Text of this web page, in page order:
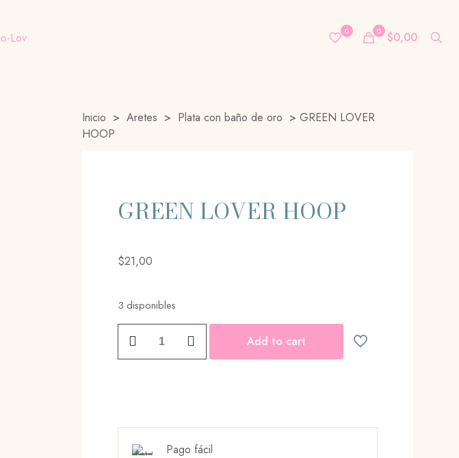
0 0 $0,00
Inicio > Aretes > Plata con baño de oro > GREEN LOVER
HOOP
GREEN LOVER HOOP
$21,00
3 disponibles
LOVER
HOOP
Add to cart
Pago fácil